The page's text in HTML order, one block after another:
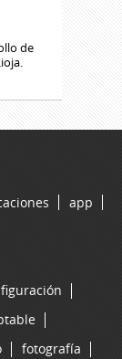
de
app
fotografía